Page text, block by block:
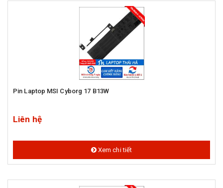
Pin Laptop MSI Cyborg 17 B13W
Liên hệ
Xem chi tiết